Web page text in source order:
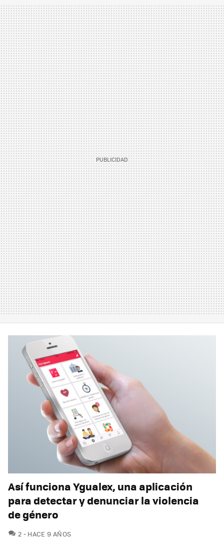
Así funciona Ygualex, una aplicación
para detectar y denunciar la violencia
de género
2 COMENTARIOS
HACE 9 AÑOS